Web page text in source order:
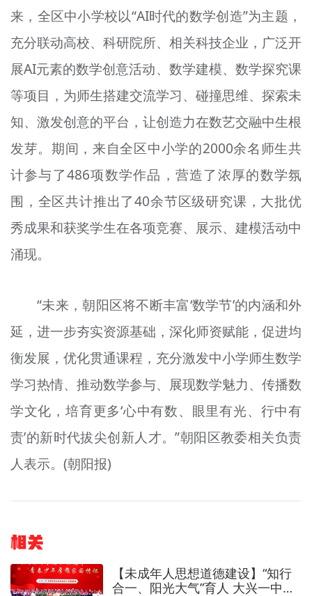
来，全区中小学校以“AI时代的数学创造”为主题，
充分联动高校、科研院所、相关科技企业，广泛开
展AI元素的数学创意活动、数学建模、数学探究课
等项目，为师生搭建交流学习、碰撞思维、探索未
知、激发创意的平台，让创造力在数艺交融中生根
发芽。期间，来自全区中小学的2000余名师生共
计参与了486项数学作品，营造了浓厚的数学氛
围，全区共计推出了40余节区级研究课，大批优
秀成果和获奖学生在各项竞赛、展示、建模活动中
涌现。
“未来，朝阳区将不断丰富‘数学节’的内涵和外
延，进一步夯实资源基础，深化师资赋能，促进均
衡发展，优化贯通课程，充分激发中小学师生数学
学习热情、推动数学参与、展现数学魅力、传播数
学文化，培育更多‘心中有数、眼里有光、行中有
责’的新时代拔尖创新人才。”朝阳区教委相关负责
人表示。(朝阳报)
相关
【未成年人思想道德建设】“知行
合一、阳光大气”育人 大兴一中荣